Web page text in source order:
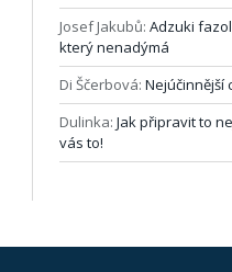
Josef Jakubů: Adzuki
který nenadýmá
Di Ščerbová: Nejúčinnější
Dulinka: Jak připravit to
vás to!